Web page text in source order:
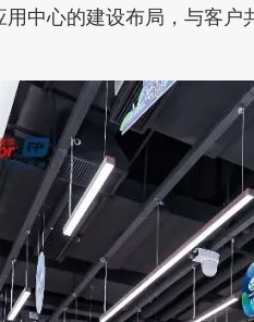
中心的建设布局，与客